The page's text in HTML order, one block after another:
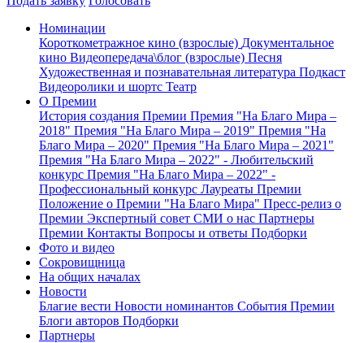
Номинации
Короткометражное кино (взрослые) Документальное
кино Видеопередача\блог (взрослые) Песня
Художественная и познавательная литература Подкаст
Видеоролики и шортс Театр
О Премии
История создания Премии Премия "На Благо Мира –
2018" Премия "На Благо Мира – 2019" Премия "На
Благо Мира – 2020" Премия "На Благо Мира – 2021"
Премия "На Благо Мира – 2022" - Любительский
конкурс Премия "На Благо Мира – 2022" -
Профессиональный конкурс Лауреаты Премии
Положение о Премии "На Благо Мира" Пресс-релиз о
Премии Экспертный совет СМИ о нас Партнеры
Премии Контакты Вопросы и ответы Подборки
Фото и видео
Сокровищница
На общих началах
Новости
Благие вести Новости номинантов События Премии
Блоги авторов Подборки
Партнеры